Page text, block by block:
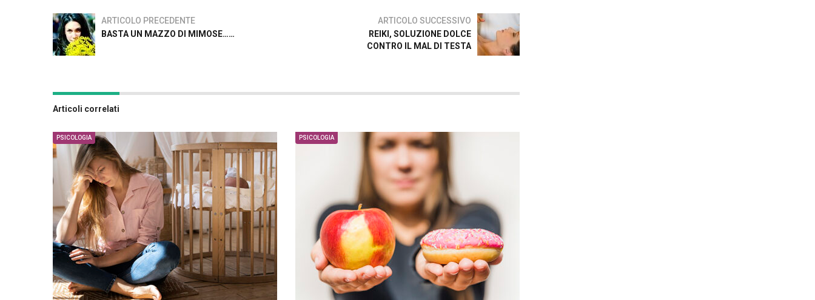
ARTICOLO PRECEDENTE
BASTA UN MAZZO DI MIMOSE……
ARTICOLO SUCCESSIVO
REIKI, SOLUZIONE DOLCE
CONTRO IL MAL DI TESTA
Articoli correlati
PSICOLOGIA PSICOLOGIA